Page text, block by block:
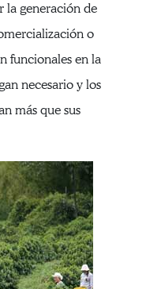
la generación de
o
funcionales en la
necesario y los
más que sus